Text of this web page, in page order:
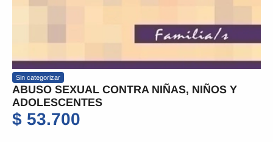
Sin categorizar
ABUSO SEXUAL CONTRA NIÑAS, NIÑOS Y
ADOLESCENTES
$ 53.700